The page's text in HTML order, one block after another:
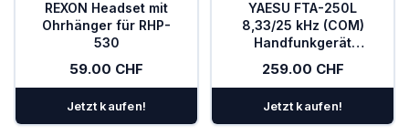
REXON Headset mit
Ohrhänger für RHP-
530
59.00 CHF
Jetzt kaufen!
YAESU FTA-250L
8,33/25 kHz (COM)
Handfunkgerät
259.00 CHF
Jetzt kaufen!